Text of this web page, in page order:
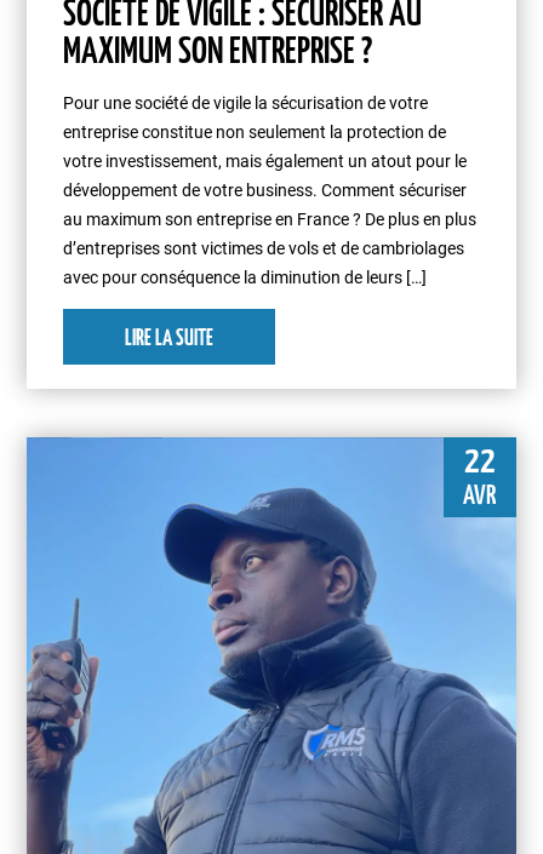
SOCIÉTÉ DE VIGILE : SÉCURISER AU
MAXIMUM SON ENTREPRISE ?
Pour une société de vigile la sécurisation de votre
entreprise constitue non seulement la protection de
votre investissement, mais également un atout pour le
développement de votre business. Comment sécuriser
au maximum son entreprise en France ? De plus en plus
d’entreprises sont victimes de vols et de cambriolages
avec pour conséquence la diminution de leurs […]
LIRE LA SUITE
22
AVR